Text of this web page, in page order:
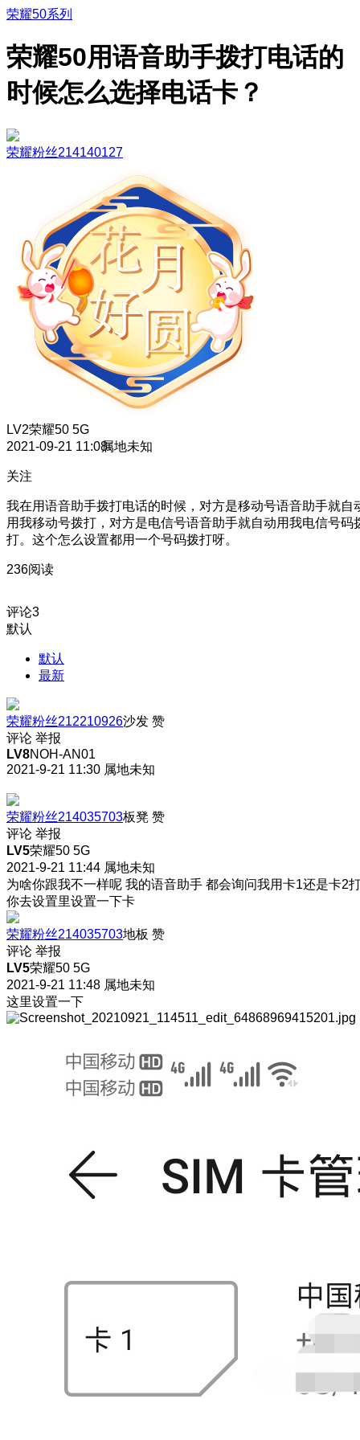
荣耀50系列
荣耀50用语音助手拨打电话的
时候怎么选择电话卡？
荣耀粉丝214140127
LV2荣耀50 5G
2021-09-21 11:08属地未知
关注
我在用语音助手拨打电话的时候，对方是移动号语音助手就自
用我移动号拨打，对方是电信号语音助手就自动用我电信号码
打。这个怎么设置都用一个号码拨打呀。
236阅读
评论3
默认
默认
最新
荣耀粉丝212210926沙发 赞
评论 举报
LV8NOH-AN01
2021-9-21 11:30 属地未知
荣耀粉丝214035703板凳 赞
评论 举报
LV5荣耀50 5G
2021-9-21 11:44 属地未知
为啥你跟我不一样呢 我的语音助手 都会询问我用卡1还是卡2
你去设置里设置一下卡
荣耀粉丝214035703地板 赞
评论 举报
LV5荣耀50 5G
2021-9-21 11:48 属地未知
这里设置一下